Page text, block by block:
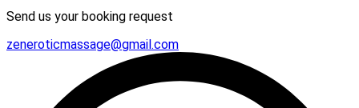
Send us your booking request
zeneroticmassage@gmail.com